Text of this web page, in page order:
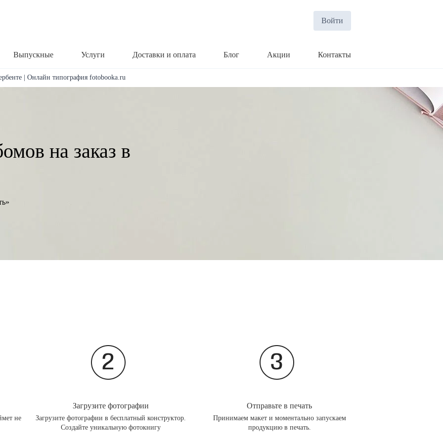
Войти
Выпускные Услуги Доставки и оплата Блог Акции Контакты
| Онлайн типография fotobooka.ru
на заказ в
не
Загрузите фотографии
Загрузите фотографии в бесплатный конструктор.
Создайте уникальную фотокнигу
Отправьте в печать
Принимаем макет и моментально запускаем
продукцию в печать.